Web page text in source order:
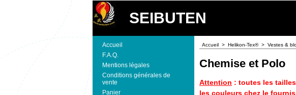
SEIBUTEN
Accueil
F.A.Q.
Mentions légales
Conditions générales de
vente
Panier
Accueil > Helikon-Tex®> Vestes &
Chemise et Polo
Attention : toutes les
les couleurs chez le